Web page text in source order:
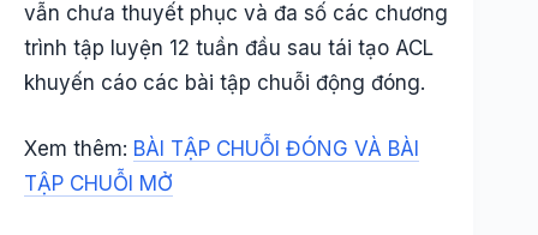
vẫn chưa thuyết phục và đa số các chương
trình tập luyện 12 tuần đầu sau tái tạo ACL
khuyến cáo các bài tập chuỗi động đóng.
Xem thêm: BÀI TẬP CHUỖI ĐÓNG VÀ BÀI
TẬP CHUỖI MỞ